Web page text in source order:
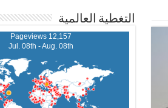
التغطية العالمية
12,157 Pageviews
Jul. 08th - Aug. 08th